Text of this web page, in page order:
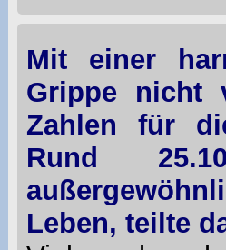
Mit einer
Grippe nicht
Zahlen für
Rund
Leben, teilte